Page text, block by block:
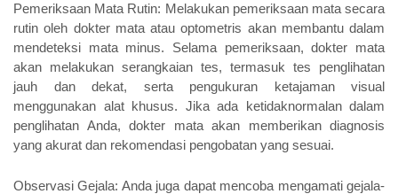
Pemeriksaan Mata Rutin: Melakukan pemeriksaan mata secara
rutin oleh dokter mata atau optometris akan membantu dalam
mendeteksi mata minus. Selama pemeriksaan, dokter mata
akan melakukan serangkaian tes, termasuk tes penglihatan
jauh dan dekat, serta pengukuran ketajaman visual
menggunakan alat khusus. Jika ada ketidaknormalan dalam
penglihatan Anda, dokter mata akan memberikan diagnosis
yang akurat dan rekomendasi pengobatan yang sesuai.
Observasi Gejala: Anda juga dapat mencoba mengamati gejala-